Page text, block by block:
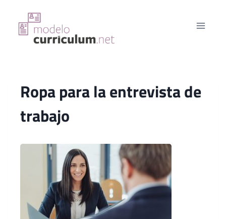
contenido
Ropa para la entrevista de
trabajo